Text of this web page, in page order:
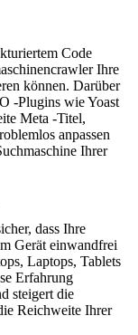
Code
Ihre
können. Darüber
-Plugins wie Yoast
Meta -Titel,
anpassen
Ihrer
dass Ihre
Gerät einwandfrei
Laptops, Tablets
Erfahrung
steigert die
Reichweite Ihrer